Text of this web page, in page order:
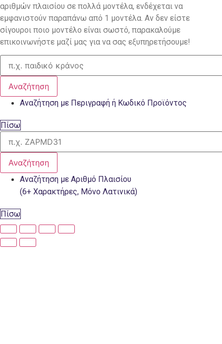
αριθμών πλαισίου σε πολλά μοντέλα, ενδέχεται να
εμφανιστούν παραπάνω από 1 μοντέλα. Αν δεν είστε
σίγουροι ποιο μοντέλο είναι σωστό, παρακαλούμε
επικοινωνήστε μαζί μας για να σας εξυπηρετήσουμε!
Αναζήτηση
Αναζήτηση με Περιγραφή ή Κωδικό Προϊόντος
Πίσω
Αναζήτηση
Αναζήτηση με Αριθμό Πλαισίου
(6+ Χαρακτήρες, Μόνο Λατινικά)
Πίσω